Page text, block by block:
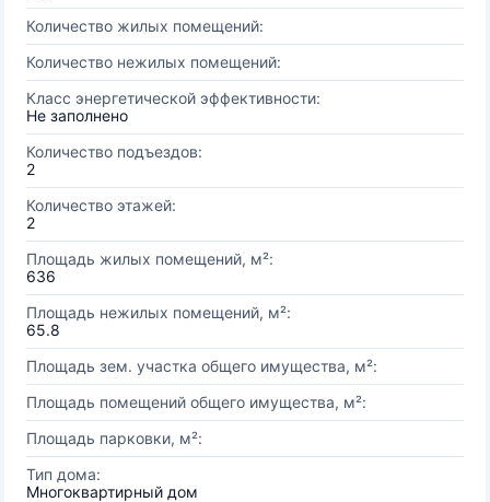
Количество жилых помещений:
Количество нежилых помещений:
Класс энергетической эффективности:
Не заполнено
Количество подъездов:
2
Количество этажей:
2
Площадь жилых помещений, м²:
636
Площадь нежилых помещений, м²:
65.8
Площадь зем. участка общего имущества, м²:
Площадь помещений общего имущества, м²:
Площадь парковки, м²:
Тип дома:
Многоквартирный дом